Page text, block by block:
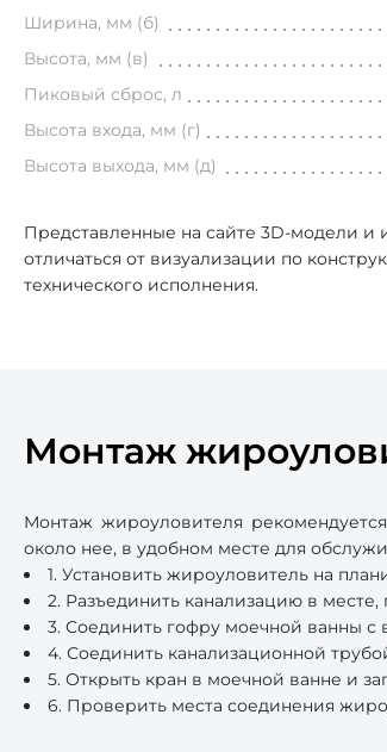
Ширина, мм (б)
Высота, мм (в)
Пиковый сброс, л
Высота входа, мм (г)
Высота выхода, мм (д)
Представленные на сайте 3D-модели и
отличаться от визуализации по
технического исполнения.
Монтаж
Монтаж жироуловителя
около нее, в удобном месте для
1. Установить жироуловитель на
2. Разъединить канализацию в
3. Соединить гофру моечной ванны
4. Соединить канализационной
5. Открыть кран в моечной ванне и
6. Проверить места соединения